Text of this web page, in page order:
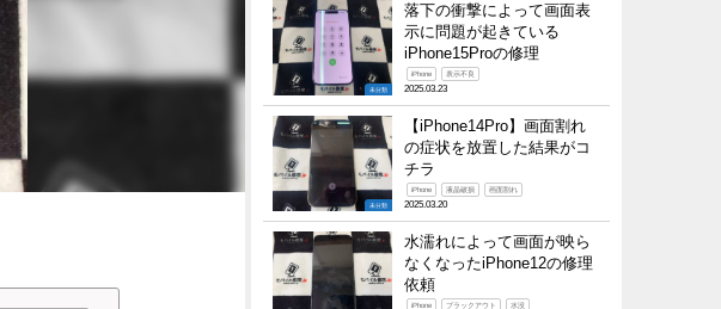
未分類
落下の衝撃によって画面表
示に問題が起きている
iPhone15Proの修理
iPhone 表示不良
2025.03.23
未分類
【iPhone14Pro】画面割れ
の症状を放置した結果がコ
チラ
iPhone 液晶破損 画面割れ
2025.03.20
水濡れによって画面が映ら
なくなったiPhone12の修理
依頼
iPhone ブラックアウト 水没